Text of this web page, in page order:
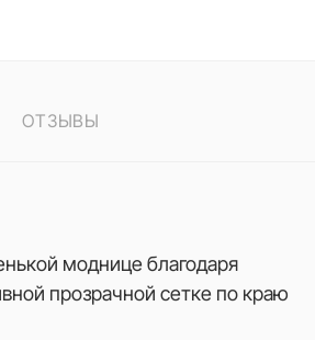
ОТЗЫВЫ
моднице благодаря
прозрачной сетке по краю